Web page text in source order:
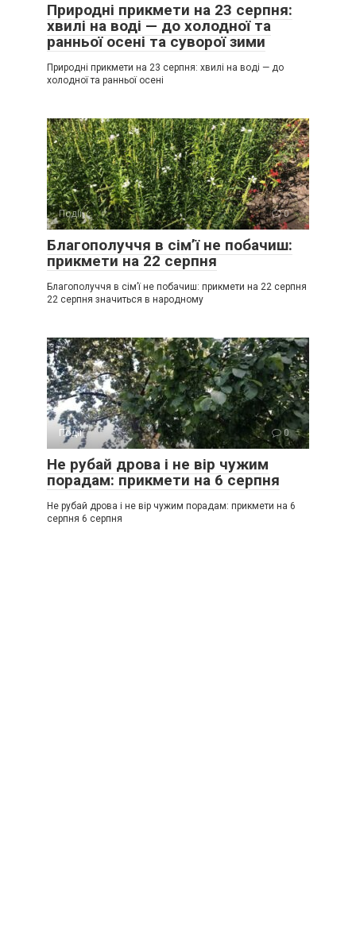
Природні прикмети на 23 серпня:
хвилі на воді — до холодної та
ранньої осені та суворої зими
Природні прикмети на 23 серпня: хвилі на воді — до
холодної та ранньої осені
Події 0
Благополуччя в сім’ї не побачиш:
прикмети на 22 серпня
Благополуччя в сім’ї не побачиш: прикмети на 22 серпня
22 серпня значиться в народному
Події 0
Не рубай дрова і не вір чужим
порадам: прикмети на 6 серпня
Не рубай дрова і не вір чужим порадам: прикмети на 6
серпня 6 серпня